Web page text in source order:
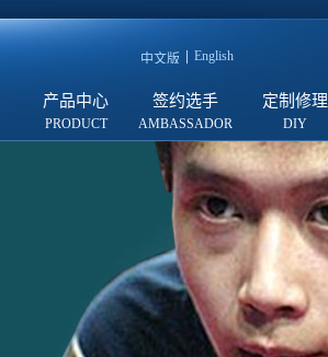
中文版 English
产品中心 签约选手 定制修理